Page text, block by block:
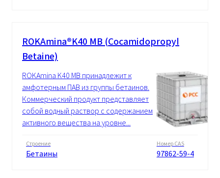
ROKAmina®K40 MB (Cocamidopropyl
Betaine)
ROKAmina K40 MB принадлежит к
амфотерным ПАВ из группы бетаинов.
Коммерческий продукт представляет
собой водный раствор с содержанием
активного вещества на уровне...
Строение
Бетаины
Номер CAS
97862-59-4